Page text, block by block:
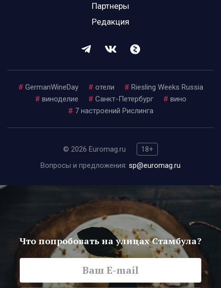
Партнеры
Редакция
# GermanWineDay # отели # Riesling Weeks Russia
# виноделие # Санкт-Петербург # вино
# 7 настроений Рислинга
© 2026 Euromag.ru
18+
Вопросы и предложения: sp@euromag.ru
Что попробовать на улицах Стамбула?